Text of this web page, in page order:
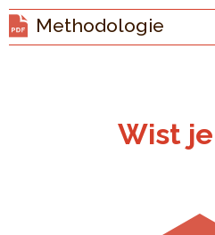
Methodologie
Wist